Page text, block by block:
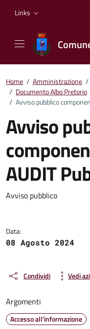
Links
Home / Amministrazione /
/ Documento Albo Pretorio
/ Avviso pubblico
Avviso
AUDIT
Dettagli del
Avviso pubblico
Data:
08 Agosto 2024
Condividi Vedi
Argomenti
Accesso all'informazione